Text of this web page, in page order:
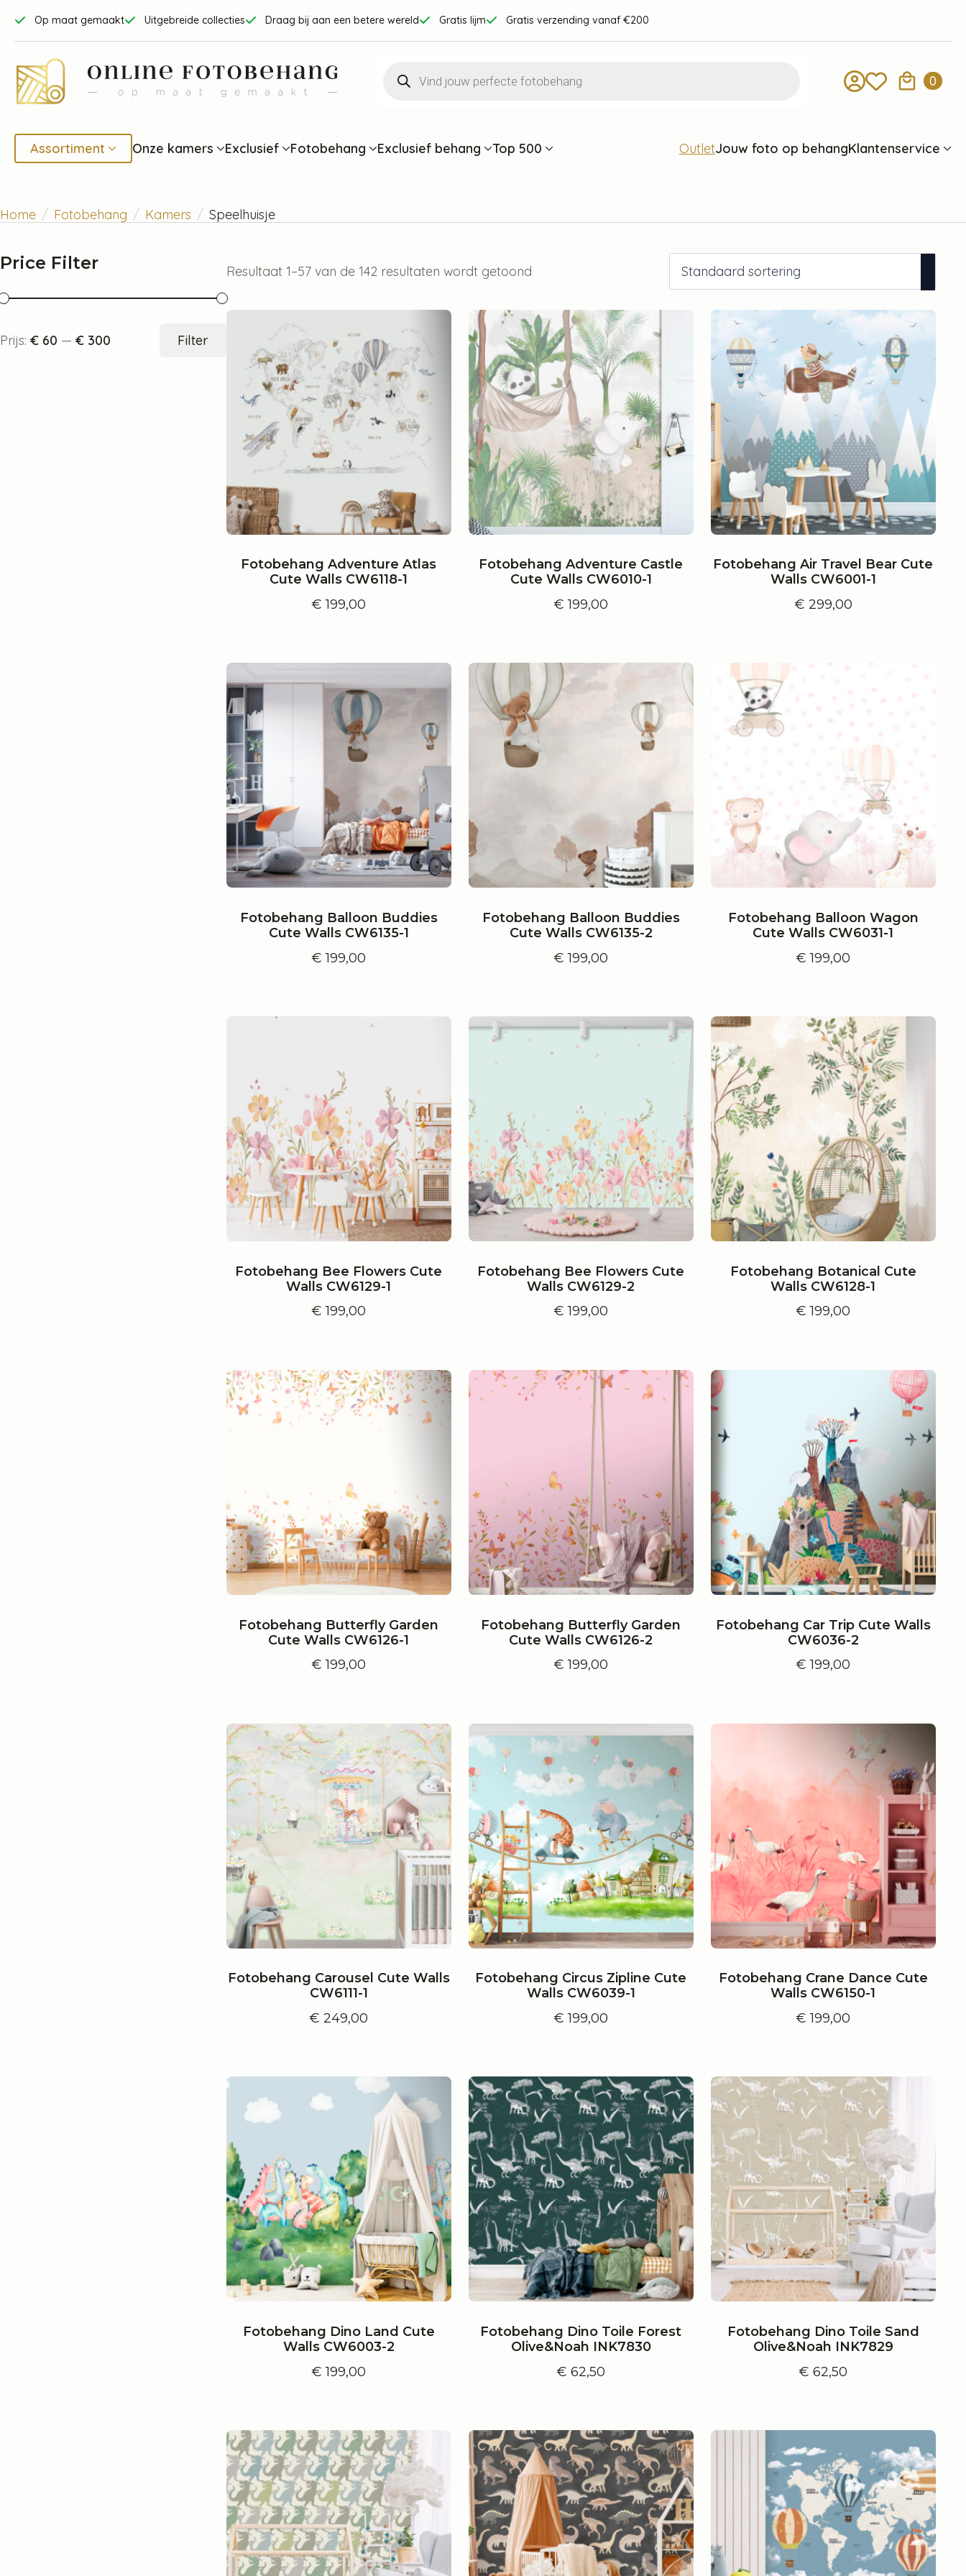
Op maat gemaakt Uitgebreide collecties Draag bij aan een betere wereld Gratis lijm Gratis verzending vanaf €200
zoeken
0
Assortiment Onze kamers Exclusief Fotobehang Exclusief behang Top 500 OutletJouw foto op behangKlantenservice
Home Fotobehang Kamers Speelhuisje
Price Filter
Filter
Prijs: € 60 — € 300
Resultaat 1–57 van de 142 resultaten wordt getoond
Fotobehang Adventure Atlas
Cute Walls CW6118-1
€ 199,00
Fotobehang Adventure Castle
Cute Walls CW6010-1
€ 199,00
Fotobehang Air Travel Bear Cute
Walls CW6001-1
€ 299,00
Fotobehang Balloon Buddies
Cute Walls CW6135-1
€ 199,00
Fotobehang Balloon Buddies
Cute Walls CW6135-2
€ 199,00
Fotobehang Balloon Wagon
Cute Walls CW6031-1
€ 199,00
Fotobehang Bee Flowers Cute
Walls CW6129-1
€ 199,00
Fotobehang Bee Flowers Cute
Walls CW6129-2
€ 199,00
Fotobehang Botanical Cute
Walls CW6128-1
€ 199,00
Fotobehang Butterfly Garden
Cute Walls CW6126-1
€ 199,00
Fotobehang Butterfly Garden
Cute Walls CW6126-2
€ 199,00
Fotobehang Car Trip Cute Walls
CW6036-2
€ 199,00
Fotobehang Carousel Cute Walls
CW6111-1
€ 249,00
Fotobehang Circus Zipline Cute
Walls CW6039-1
€ 199,00
Fotobehang Crane Dance Cute
Walls CW6150-1
€ 199,00
Fotobehang Dino Land Cute
Walls CW6003-2
€ 199,00
Fotobehang Dino Toile Forest
Olive&Noah INK7830
€ 62,50
Fotobehang Dino Toile Sand
Olive&Noah INK7829
€ 62,50